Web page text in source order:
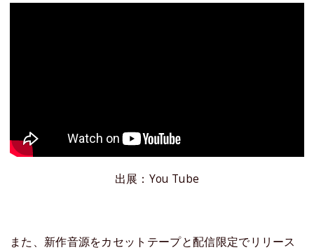
出展：You Tube
また、新作音源をカセットテープと配信限定でリリース